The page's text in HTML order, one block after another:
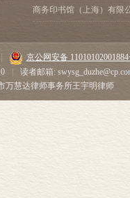
商务印书馆（上海）有限
京公网安备
读者邮箱:
万慧达律师事务所王宇明律师